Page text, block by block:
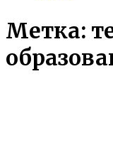
Метка: